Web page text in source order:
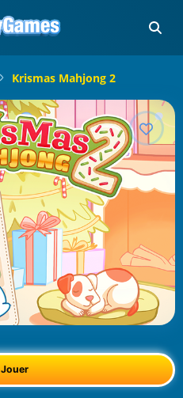
Krismas Mahjong 2
Jouer